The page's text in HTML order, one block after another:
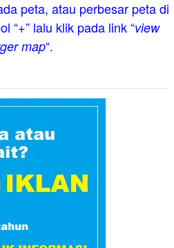
peta, atau perbesar peta di
“+” lalu klik pada link “view
map“.